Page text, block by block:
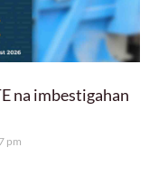
na imbestigahan
pm